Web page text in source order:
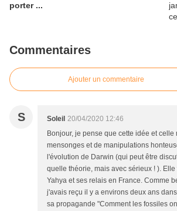
porter ...
Commentaires
Ajouter un commentaire
S Soleil 20/04/2020 12:46
Bonjour, je pense que cette idée et celle
mensonges et de manipulations
l'évolution de Darwin (qui peut être
quelle théorie, mais avec sérieux ! ).
Yahya et ses relais en France. Comme
j'avais reçu il y a environs deux ans
sa propagande "Comment les fossiles